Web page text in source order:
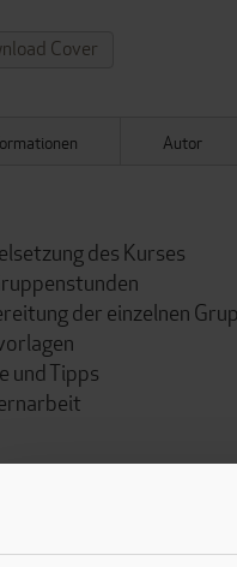
ZUM
ANFANG
Cover
des Kurses
der einzelnen
und Tipps
Autor